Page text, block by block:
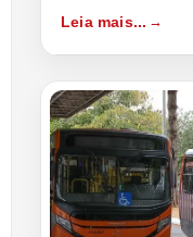
Leia mais...